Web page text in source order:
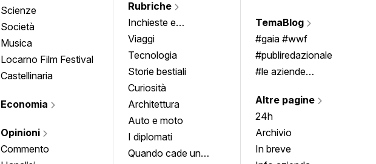
Scienze
Società
Musica
Locarno Film Festival
Castellinaria
Economia
Opinioni
Commento
Rubriche
Inchieste e
approfondimenti
Viaggi
Tecnologia
Storie bestiali
Curiosità
Architettura
Auto e moto
I diplomati
Quando cade un
TemaBlog
#gaia #wwf
#publiredazionale
#le aziende
Altre pagine
24h
Archivio
In breve